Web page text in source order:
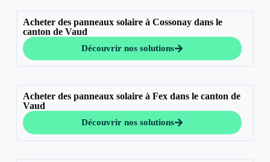
Acheter des panneaux solaire à Cossonay dans le
canton de Vaud
Découvrir nos solutions
Acheter des panneaux solaire à Fex dans le canton de
Vaud
Découvrir nos solutions